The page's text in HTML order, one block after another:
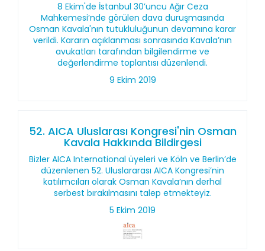
8 Ekim'de İstanbul 30’uncu Ağır Ceza
Mahkemesi’nde görülen dava duruşmasında
Osman Kavala'nın tutukluluğunun devamına karar
verildi. Kararın açıklanması sonrasında Kavala’nın
avukatları tarafından bilgilendirme ve
değerlendirme toplantısı düzenlendi.
9 Ekim 2019
52. AICA Uluslarası Kongresi'nin Osman
Kavala Hakkında Bildirgesi
Bizler AICA International üyeleri ve Köln ve Berlin’de
düzenlenen 52. Uluslararası AICA Kongresi’nin
katılımcıları olarak Osman Kavala’nın derhal
serbest bırakılmasını talep etmekteyiz.
5 Ekim 2019